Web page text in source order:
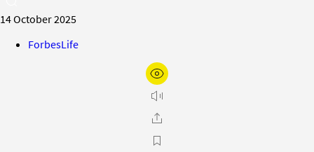
14 October 2025
ForbesLife